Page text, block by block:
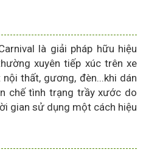
là giải pháp hữu hiệu
xuyên tiếp xúc trên xe
thất, gương, đèn...khi dán
chế tình trạng trầy xước do
gian sử dụng một cách hiệu